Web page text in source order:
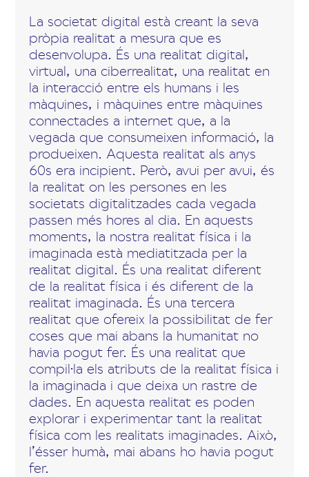
La societat digital està creant la seva
pròpia realitat a mesura que es
desenvolupa. És una realitat digital,
virtual, una ciberrealitat, una realitat en
la interacció entre els humans i les
màquines, i màquines entre màquines
connectades a internet que, a la
vegada que consumeixen informació, la
produeixen. Aquesta realitat als anys
60s era incipient. Però, avui per avui, és
la realitat on les persones en les
societats digitalitzades cada vegada
passen més hores al dia. En aquests
moments, la nostra realitat física i la
imaginada està mediatitzada per la
realitat digital. És una realitat diferent
de la realitat física i és diferent de la
realitat imaginada. És una tercera
realitat que ofereix la possibilitat de fer
coses que mai abans la humanitat no
havia pogut fer. És una realitat que
compil·la els atributs de la realitat física i
la imaginada i que deixa un rastre de
dades. En aquesta realitat es poden
explorar i experimentar tant la realitat
física com les realitats imaginades. Això,
l’ésser humà, mai abans ho havia pogut
fer.